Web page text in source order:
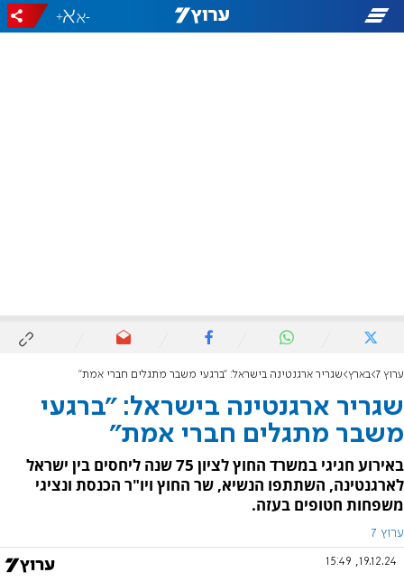
-
+
ערוץ 7 בארץ שגריר ארגנטינה בישראל: "ברגעי משבר מתגלים חברי אמת"
שגריר ארגנטינה בישראל: "ברגעי
משבר מתגלים חברי אמת"
באירוע חגיגי במשרד החוץ לציון 75 שנה ליחסים בין ישראל
לארגנטינה, השתתפו הנשיא, שר החוץ ויו"ר הכנסת ונציגי
משפחות חטופים בעזה.
ערוץ 7
19.12.24, 15:49